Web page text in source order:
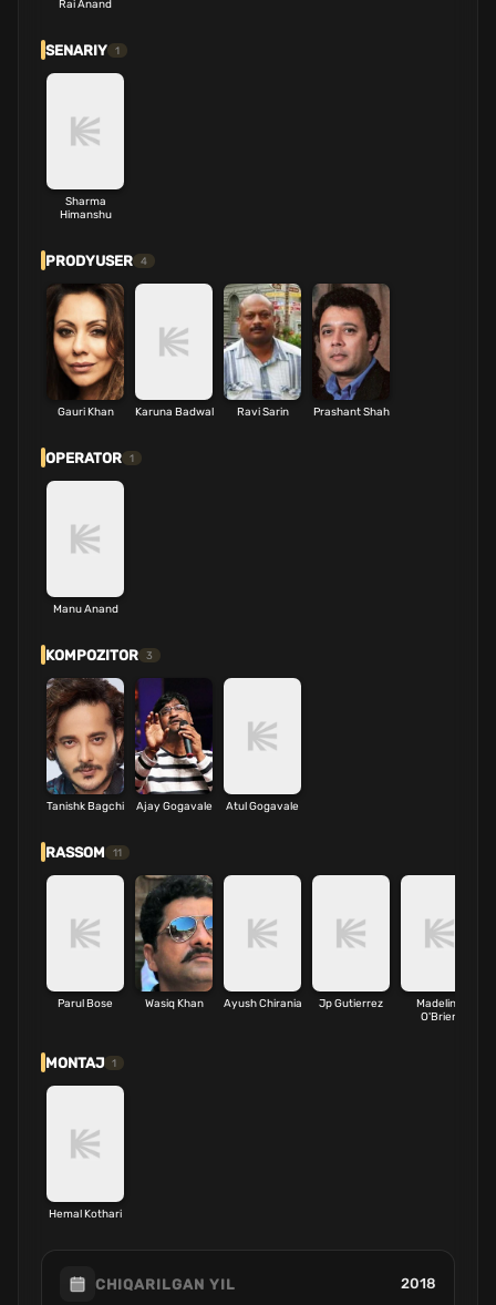
Rai Anand
SENARIY 1
Sharma
Himanshu
PRODYUSER 4
Gauri Khan Karuna Badwal Ravi Sarin Prashant Shah
OPERATOR 1
Manu Anand
KOMPOZITOR 3
Tanishk Bagchi Ajay Gogavale Atul Gogavale
RASSOM 11
Parul Bose Wasiq Khan Ayush Chirania Jp Gutierrez
Madeline
O'Brien
MONTAJ 1
Hemal Kothari
CHIQARILGAN YIL 2018